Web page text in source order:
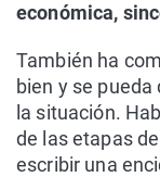
económica,
También ha
bien y se
la situación.
de las etapas
escribir una